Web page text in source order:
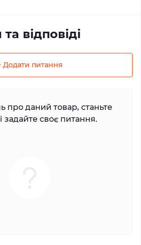
відповіді
Додати питання
про даний товар, станьте
своє питання.